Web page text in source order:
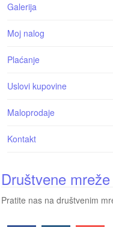
Galerija
Moj nalog
Plaćanje
Uslovi kupovine
Maloprodaje
Kontakt
Društvene mreže
Pratite nas na društvenim